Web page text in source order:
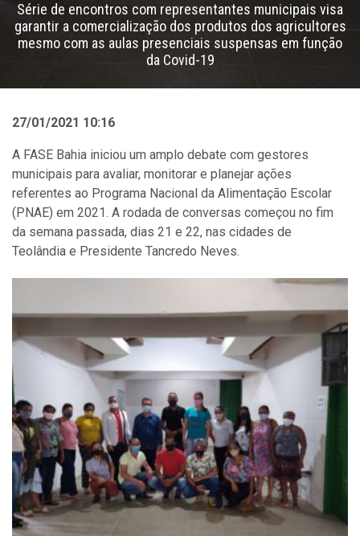
Série de encontros com representantes municipais visa
garantir a comercialização dos produtos dos agricultores
mesmo com as aulas presenciais suspensas em função
da Covid-19
27/01/2021 10:16
A FASE Bahia iniciou um amplo debate com gestores
municipais para avaliar, monitorar e planejar ações
referentes ao Programa Nacional da Alimentação Escolar
(PNAE) em 2021. A rodada de conversas começou no fim
da semana passada, dias 21 e 22, nas cidades de
Teolândia e Presidente Tancredo Neves.